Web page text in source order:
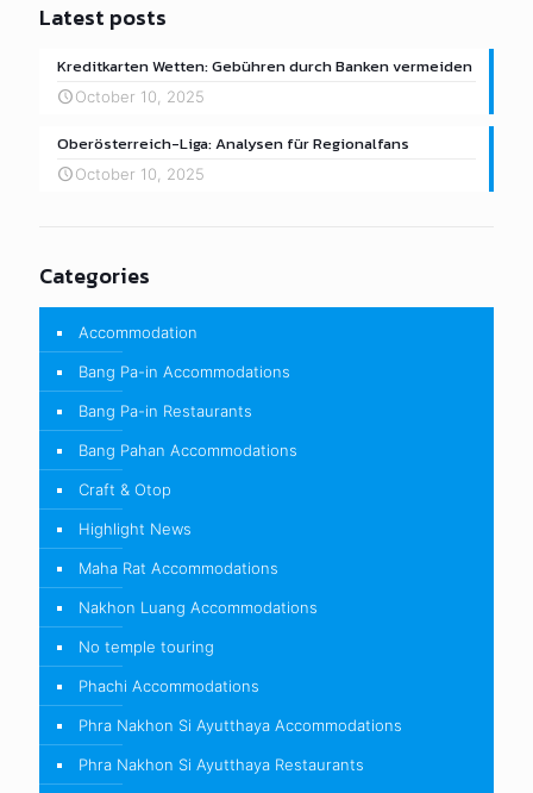
Latest posts
Kreditkarten Wetten: Gebühren durch Banken vermeiden
October 10, 2025
Oberösterreich-Liga: Analysen für Regionalfans
October 10, 2025
Categories
Accommodation
Bang Pa-in Accommodations
Bang Pa-in Restaurants
Bang Pahan Accommodations
Craft & Otop
Highlight News
Maha Rat Accommodations
Nakhon Luang Accommodations
No temple touring
Phachi Accommodations
Phra Nakhon Si Ayutthaya Accommodations
Phra Nakhon Si Ayutthaya Restaurants